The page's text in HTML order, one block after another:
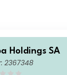
Holdings SA
2367348